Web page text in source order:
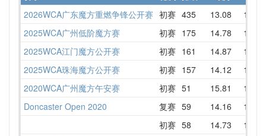
2026WCA广东魔方重燃争锋公开赛 初赛 435 13.08
15.07
2025WCA广州低阶魔方赛
初赛 175 14.78
17.33
2025WCA江门魔方公开赛
初赛 161 14.87
17.08
2025WCA珠海魔方公开赛
初赛 157 14.12
17.85
2020WCA广州魔方午安赛
初赛 51 15.81
17.83
Doncaster Open 2020
复赛 59 14.16
16.97
初赛 58 14.73
16.85